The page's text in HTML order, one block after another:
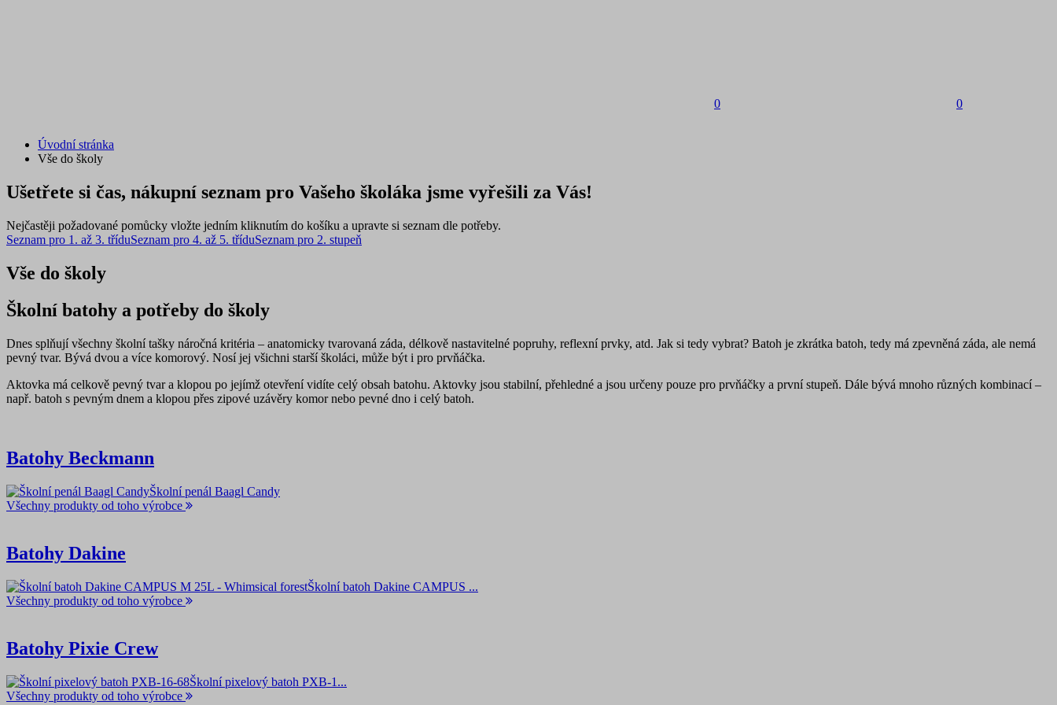
0 0
Úvodní stránka
Vše do školy
Ušetřete si čas, nákupní seznam pro Vašeho školáka jsme vyřešili za Vás!
Nejčastěji požadované pomůcky vložte jedním kliknutím do košíku a upravte si seznam dle potřeby.
Seznam pro 1. až 3. tříduSeznam pro 4. až 5. tříduSeznam pro 2. stupeň
Vše do školy
Školní batohy a potřeby do školy
Dnes splňují všechny školní tašky náročná kritéria – anatomicky tvarovaná záda, délkově nastavitelné popruhy, reflexní prvky, atd. Jak si tedy vybrat? Batoh je zkrátka batoh, tedy má zpevněná záda, ale nemá
pevný tvar. Bývá dvou a více komorový. Nosí jej všichni starší školáci, může být i pro prvňáčka.
Aktovka má celkově pevný tvar a klopou po jejímž otevření vidíte celý obsah batohu. Aktovky jsou stabilní, přehledné a jsou určeny pouze pro prvňáčky a první stupeň. Dále bývá mnoho různých kombinací –
např. batoh s pevným dnem a klopou přes zipové uzávěry komor nebo pevné dno i celý batoh.
Batohy Beckmann
Školní penál Baagl Candy
Všechny produkty od toho výrobce
Batohy Dakine
Školní batoh Dakine CAMPUS ...
Všechny produkty od toho výrobce
Batohy Pixie Crew
Školní pixelový batoh PXB-1...
Všechny produkty od toho výrobce